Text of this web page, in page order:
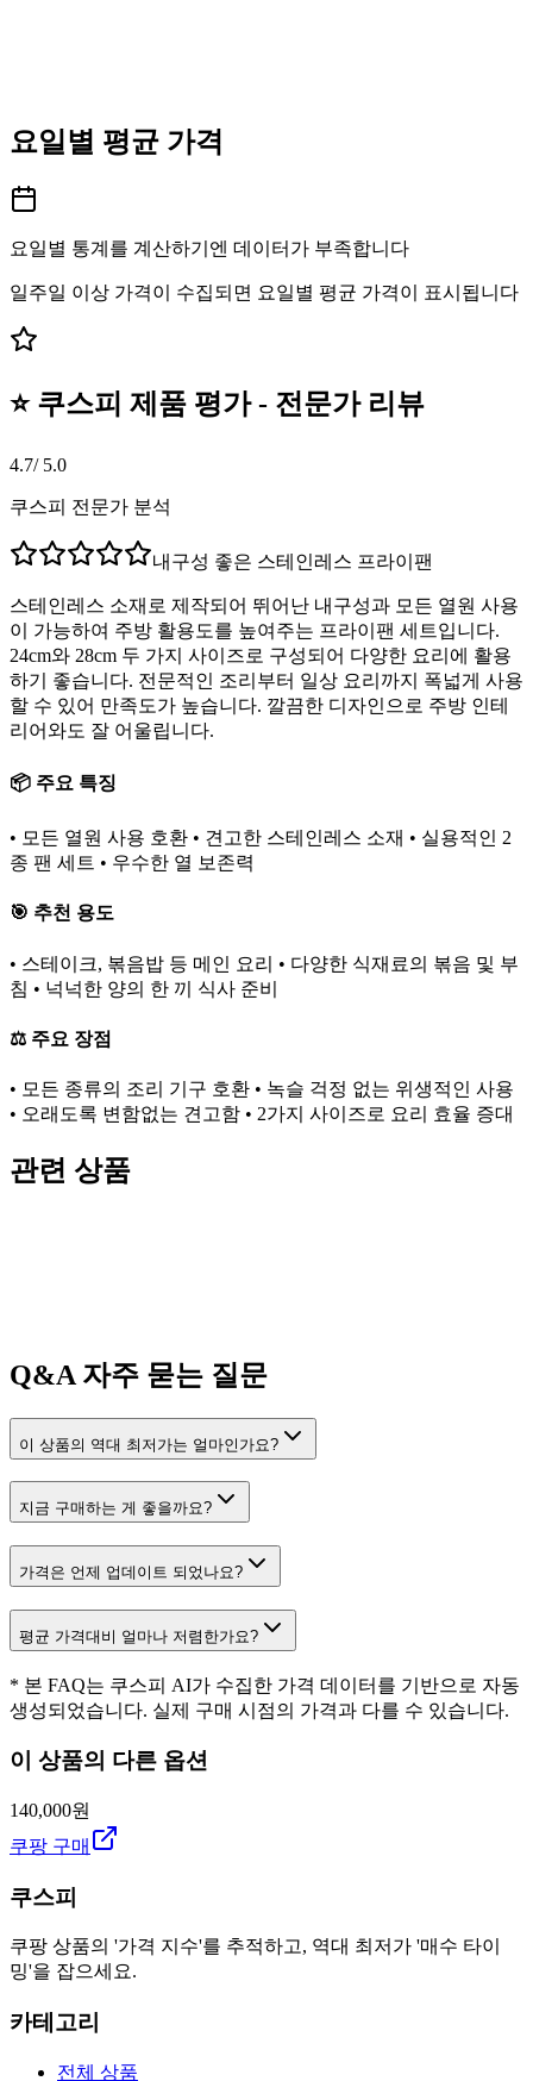
요일별 평균 가격
요일별 통계를 계산하기엔 데이터가 부족합니다
일주일 이상 가격이 수집되면 요일별 평균 가격이 표시됩니다
⭐ 쿠스피 제품 평가 - 전문가 리뷰
4.7/ 5.0
쿠스피 전문가 분석
내구성 좋은 스테인레스 프라이팬
스테인레스 소재로 제작되어 뛰어난 내구성과 모든 열원 사용
이 가능하여 주방 활용도를 높여주는 프라이팬 세트입니다.
24cm와 28cm 두 가지 사이즈로 구성되어 다양한 요리에 활용
하기 좋습니다. 전문적인 조리부터 일상 요리까지 폭넓게 사용
할 수 있어 만족도가 높습니다. 깔끔한 디자인으로 주방 인테
리어와도 잘 어울립니다.
📦 주요 특징
• 모든 열원 사용 호환 • 견고한 스테인레스 소재 • 실용적인 2
종 팬 세트 • 우수한 열 보존력
🎯 추천 용도
• 스테이크, 볶음밥 등 메인 요리 • 다양한 식재료의 볶음 및 부
침 • 넉넉한 양의 한 끼 식사 준비
⚖️ 주요 장점
• 모든 종류의 조리 기구 호환 • 녹슬 걱정 없는 위생적인 사용
• 오래도록 변함없는 견고함 • 2가지 사이즈로 요리 효율 증대
관련 상품
Q&A 자주 묻는 질문
이 상품의 역대 최저가는 얼마인가요?
지금 구매하는 게 좋을까요?
가격은 언제 업데이트 되었나요?
평균 가격대비 얼마나 저렴한가요?
* 본 FAQ는 쿠스피 AI가 수집한 가격 데이터를 기반으로 자동
생성되었습니다. 실제 구매 시점의 가격과 다를 수 있습니다.
이 상품의 다른 옵션
140,000원
쿠팡 구매
쿠스피
쿠팡 상품의 '가격 지수'를 추적하고, 역대 최저가 '매수 타이
밍'을 잡으세요.
카테고리
전체 상품